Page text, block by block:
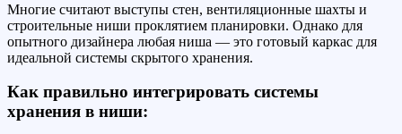
Многие считают выступы стен, вентиляционные шахты и
строительные ниши проклятием планировки. Однако для
опытного дизайнера любая ниша — это готовый каркас для
идеальной системы скрытого хранения.
Как правильно интегрировать системы
хранения в ниши: